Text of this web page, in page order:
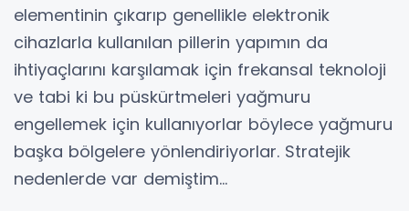
elementinin çıkarıp genellikle elektronik
cihazlarla kullanılan pillerin yapımın da
ihtiyaçlarını karşılamak için frekansal teknoloji
ve tabi ki bu püskürtmeleri yağmuru
engellemek için kullanıyorlar böylece yağmuru
başka bölgelere yönlendiriyorlar. Stratejik
nedenlerde var demiştim…